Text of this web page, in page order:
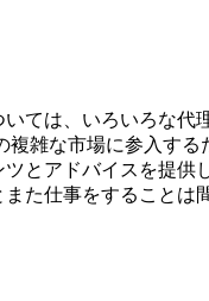
ては、いろいろな代
複雑な市場に参入する
とアドバイスを提供
た仕事をすることは